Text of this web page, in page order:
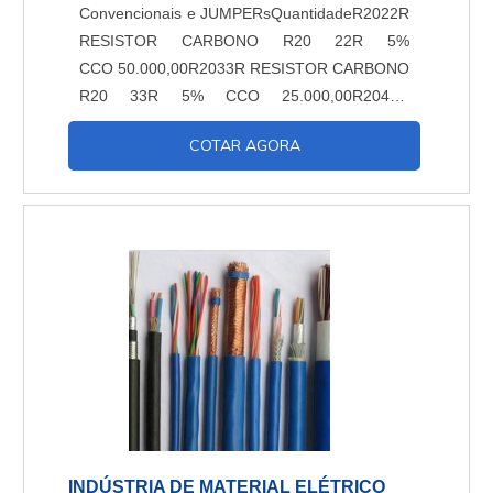
Convencionais e JUMPERsQuantidadeR2022R
RESISTOR CARBONO R20 22R 5%
CCO 50.000,00R2033R RESISTOR CARBONO
R20 33R 5% CCO 25.000,00R2047R
RESISTOR CARBONO R20 47R 5%
CCO 75.000,00R2068R RESISTOR CARBONO
RESISTOR CARBONO R20 100R 5%
CARBONO R20 120R 5%
CCO 25.000,00R20180R RESISTOR
CARBONO R20 180R 5%
CCO 25.000,00R20330R RESISTOR
CARBONO R20....
COTAR AGORA
INDÚSTRIA DE MATERIAL ELÉTRICO